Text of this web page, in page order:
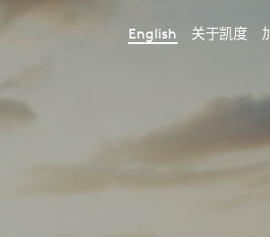
English 关于凯度